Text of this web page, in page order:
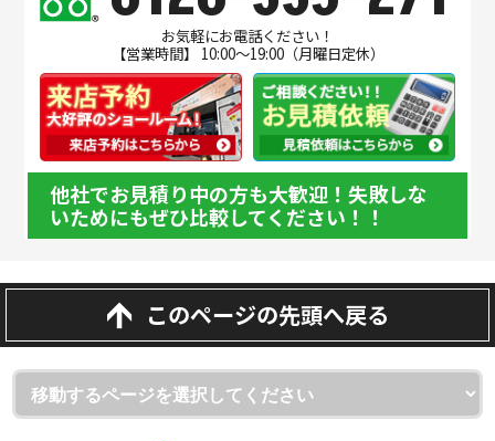
お気軽にお電話ください！
【営業時間】 10:00～19:00（月曜日定休）
他社でお見積り中の方も大歓迎！失敗しな
いためにもぜひ比較してください！！
このページの先頭へ戻る